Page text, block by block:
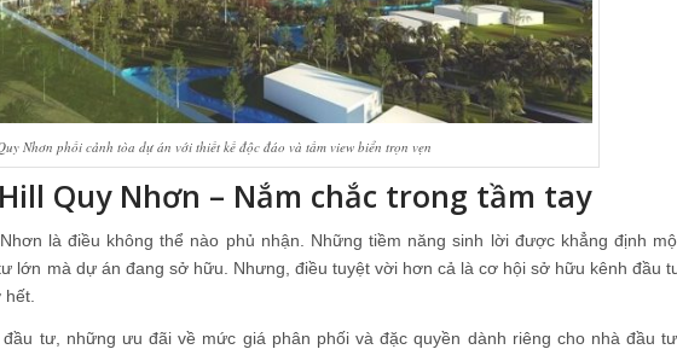
Nhơn phối cảnh tòa dự án với thiết kế độc đáo và tầm view biển trọn vẹn
Quy Nhơn – Nắm chắc trong tầm tay
là điều không thể nào phủ nhận. Những tiềm năng sinh lời được khẳng định
lớn mà dự án đang sở hữu. Nhưng, điều tuyệt vời hơn cả là cơ hội sở hữu kênh đầu
hết.
tư, những ưu đãi về mức giá phân phối và đặc quyền dành riêng cho nhà đầu